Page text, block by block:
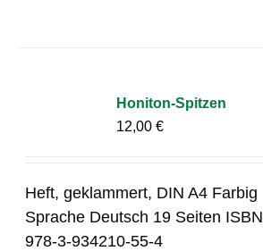
Honiton-Spitzen
12,00€
Heft, geklammert, DIN A4 Farbig
Sprache Deutsch 19 Seiten ISBN
978-3-934210-55-4